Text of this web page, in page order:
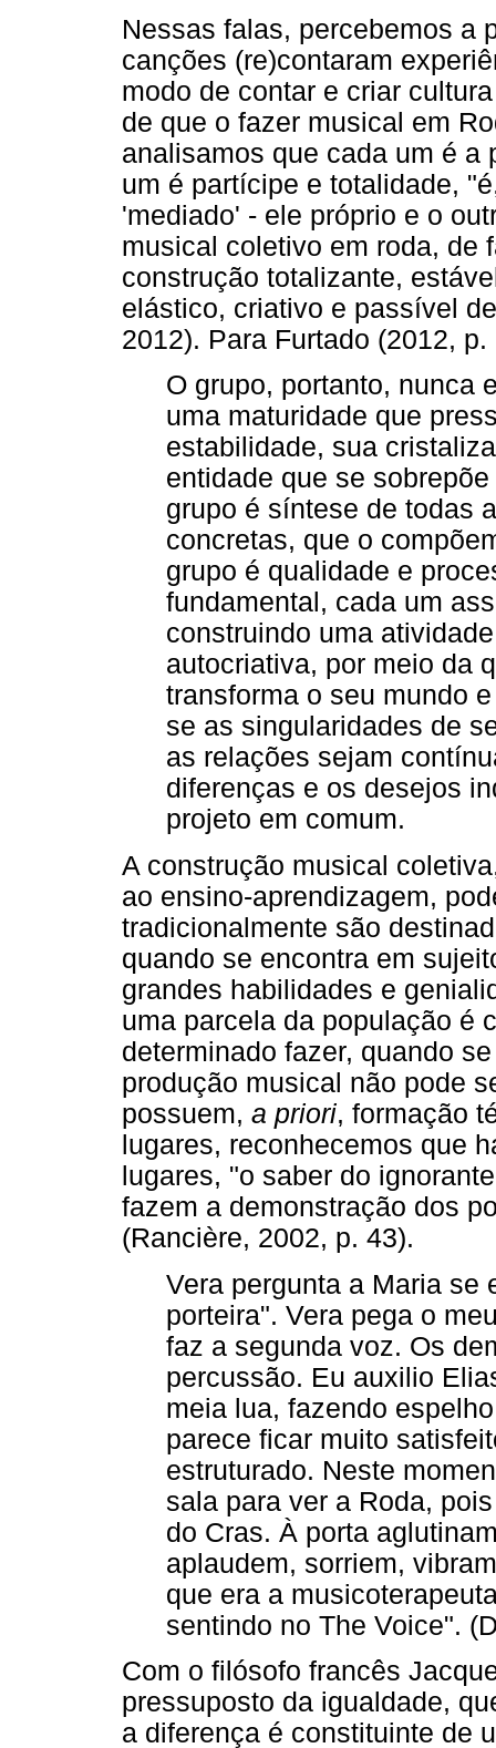
Nessas falas, percebemos a
canções (re)contaram
modo de contar e criar
de que o fazer musical em
analisamos que cada um é a
um é partícipe e totalidade,
'mediado' - ele próprio e o
musical coletivo em roda, de
construção totalizante,
elástico, criativo e passível
2012). Para Furtado (2012, p.
O grupo, portanto, nunca
uma maturidade que
estabilidade, sua
entidade que se
grupo é síntese de todas
concretas, que o
grupo é qualidade e
fundamental, cada um
construindo uma
autocriativa, por meio da
transforma o seu mundo
se as singularidades de
as relações sejam
diferenças e os desejos
projeto em comum.
A construção musical
ao ensino-aprendizagem,
tradicionalmente são
quando se encontra em
grandes habilidades e
uma parcela da população é
determinado fazer, quando
produção musical não pode
possuem, a priori, formação
lugares, reconhecemos que
lugares, "o saber do
fazem a demonstração dos
(Rancière, 2002, p. 43).
Vera pergunta a Maria se
porteira". Vera pega o
faz a segunda voz. Os
percussão. Eu auxilio
meia lua, fazendo
parece ficar muito
estruturado. Neste
sala para ver a Roda,
do Cras. À porta
aplaudem, sorriem,
que era a
sentindo no The Voice".
Com o filósofo francês
pressuposto da igualdade,
a diferença é constituinte de